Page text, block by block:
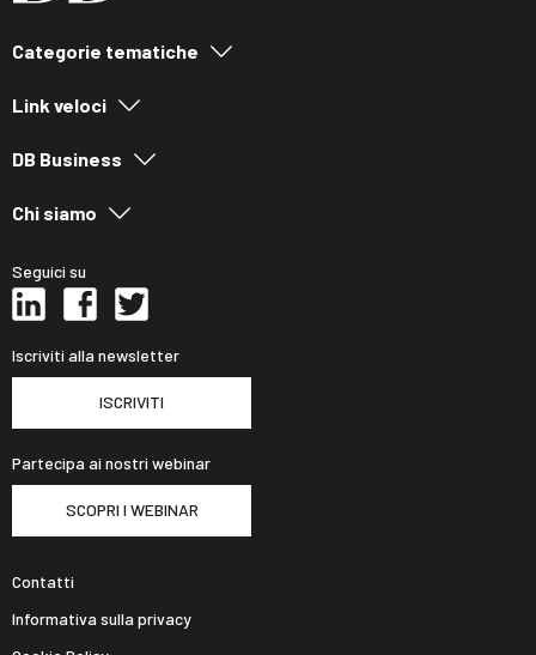
Categorie tematiche
Link veloci
DB Business
Chi siamo
Seguici su
Iscriviti alla newsletter
ISCRIVITI
Partecipa ai nostri webinar
SCOPRI I WEBINAR
Contatti
Informativa sulla privacy